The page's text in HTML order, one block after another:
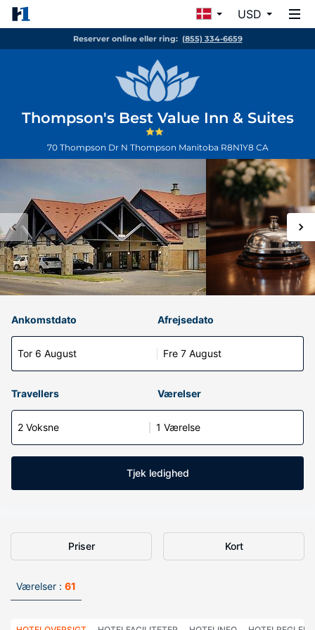
USD
Reserver online eller ring: (855) 334-6659
Thompson's Best Value Inn & Suites
70 Thompson Dr N Thompson Manitoba R8N1Y8 CA
Ankomstdato
Tor 6 August
Afrejsedato
Fre 7 August
Travellers Værelser
2 Voksne 1 Værelse
Tjek ledighed
Priser Kort
Værelser : 61